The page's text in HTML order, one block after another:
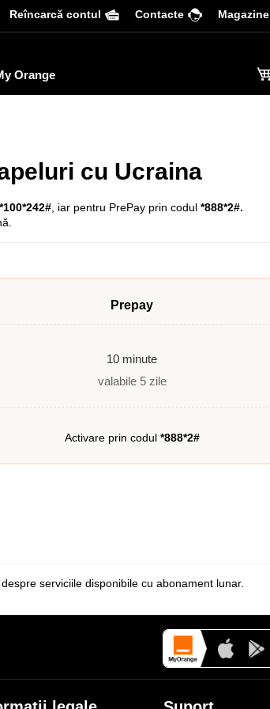
Reîncarcă contul Сontacte Magazine
Orange
cu Ucraina
*100*242# , iar pentru PrePay prin codul *888*2#.
Prepay
10 minute
valabile 5 zile
Activare prin codul *888*2#
serviciile disponibile cu abonament lunar.